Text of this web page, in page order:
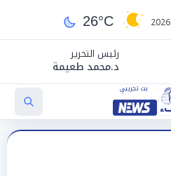
26°C
رئيس التحرير
د.محمد طعيمة